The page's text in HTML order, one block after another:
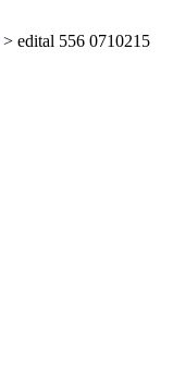
> edital 556 0710215